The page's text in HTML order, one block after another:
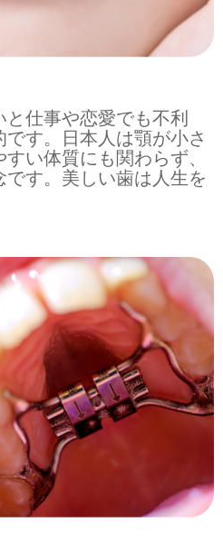
仕事や恋愛でも不利
す。日本人は顎が小さ
い体質にも関わらず、
す。美しい歯は人生を